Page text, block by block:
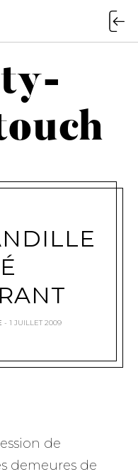
1 JUILLET 2009
de
demeures de